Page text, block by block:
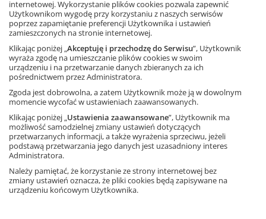
Najniższa cena z 30 dni: 44,82 zł
Dodaj do koszyka
Matematyka z plusem 4.
Multipodręcznik uczniowski.
Wersja premium
Autorzy: M. Dobrowolska, M. Jucewicz, M.
Karpiński, P. Zarzycki
Cyfrowa wersja podręcznika
Dostęp na rok
Informacja o rabatach
Najniższa cena z 30 dni: 41,49 zł
Dodaj do koszyka
internetowej. Wykorzystanie plików cookies pozwala zapewnić
Użytkownikom wygodę przy korzystaniu z naszych serwisów
poprzez zapamiętanie preferencji Użytkownika i ustawień
zamieszczonych na stronie internetowej.
Klikając poniżej „Akceptuję i przechodzę do Serwisu”, Użytkownik
wyraża zgodę na umieszczanie plików cookies w swoim
urządzeniu i na przetwarzanie danych zbieranych za ich
pośrednictwem przez Administratora.
Zgoda jest dobrowolna, a zatem Użytkownik może ją w dowolnym
momencie wycofać w ustawieniach zaawansowanych.
Klikając poniżej „Ustawienia zaawansowane”, Użytkownik ma
możliwość samodzielnej zmiany ustawień dotyczących
przetwarzanych informacji, a także wyrażenia sprzeciwu, jeżeli
podstawą przetwarzania jego danych jest uzasadniony interes
Administratora.
Należy pamiętać, że korzystanie ze strony internetowej bez
zmiany ustawień oznacza, że pliki cookies będą zapisywane na
urządzeniu końcowym Użytkownika.